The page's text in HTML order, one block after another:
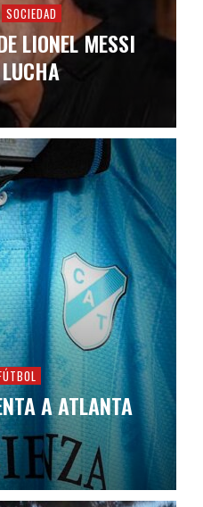
SOCIEDAD
LIONEL MESSI
A ATLANTA